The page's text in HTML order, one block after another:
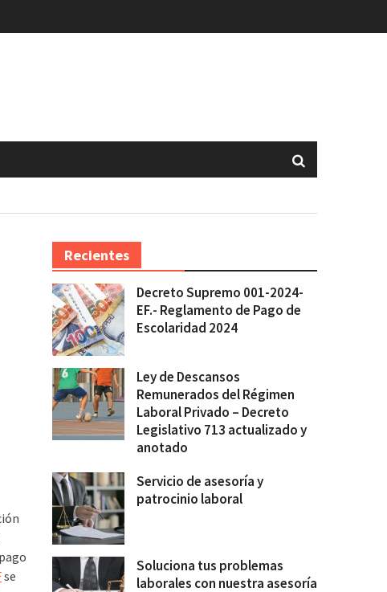
se
Recientes
Decreto Supremo 001-2024-
EF.- Reglamento de Pago de
Escolaridad 2024
Ley de Descansos
Remunerados del Régimen
Laboral Privado – Decreto
Legislativo 713 actualizado y
anotado
Servicio de asesoría y
patrocinio laboral
Soluciona tus problemas
laborales con nuestra asesoría